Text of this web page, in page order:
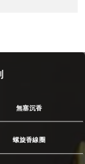
無塞沉香
螺旋香線圈